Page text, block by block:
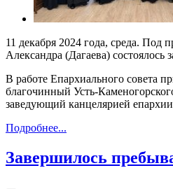
11 декабря 2024 года, среда.
Александра (Дагаева)
В работе Епархиального совета
благочинный Усть-
заведующий канцелярией
Подробнее...
Завершилось